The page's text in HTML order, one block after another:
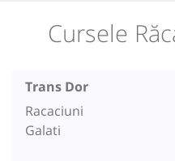
Cursele
Trans Dor
Racaciuni
Galati